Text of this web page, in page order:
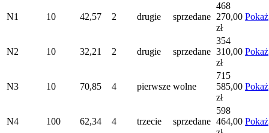
N1 10 42,57 2 drugie sprzedane
468
270,00
zł
Pokaż
N2 10 32,21 2 drugie sprzedane
354
310,00
zł
Pokaż
N3 10 70,85 4 pierwsze wolne
715
585,00
zł
Pokaż
N4 100 62,34 4 trzecie sprzedane
598
464,00 Pokaż